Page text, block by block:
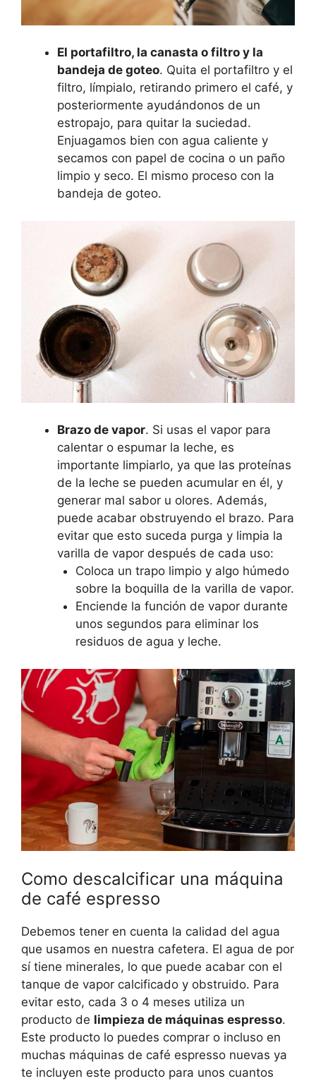
El portafiltro, la canasta o filtro y la
bandeja de goteo. Quita el portafiltro y el
filtro, límpialo, retirando primero el café, y
posteriormente ayudándonos de un
estropajo, para quitar la suciedad.
Enjuagamos bien con agua caliente y
secamos con papel de cocina o un paño
limpio y seco. El mismo proceso con la
bandeja de goteo.
Brazo de vapor. Si usas el vapor para
calentar o espumar la leche, es
importante limpiarlo, ya que las proteínas
de la leche se pueden acumular en él, y
generar mal sabor u olores. Además,
puede acabar obstruyendo el brazo. Para
evitar que esto suceda purga y limpia la
varilla de vapor después de cada uso:
Coloca un trapo limpio y algo húmedo
sobre la boquilla de la varilla de vapor.
Enciende la función de vapor durante
unos segundos para eliminar los
residuos de agua y leche.
Como descalcificar una máquina
de café espresso
Debemos tener en cuenta la calidad del agua
que usamos en nuestra cafetera. El agua de por
sí tiene minerales, lo que puede acabar con el
tanque de vapor calcificado y obstruido. Para
evitar esto, cada 3 o 4 meses utiliza un
producto de limpieza de máquinas espresso.
Este producto lo puedes comprar o incluso en
muchas máquinas de café espresso nuevas ya
te incluyen este producto para unos cuantos